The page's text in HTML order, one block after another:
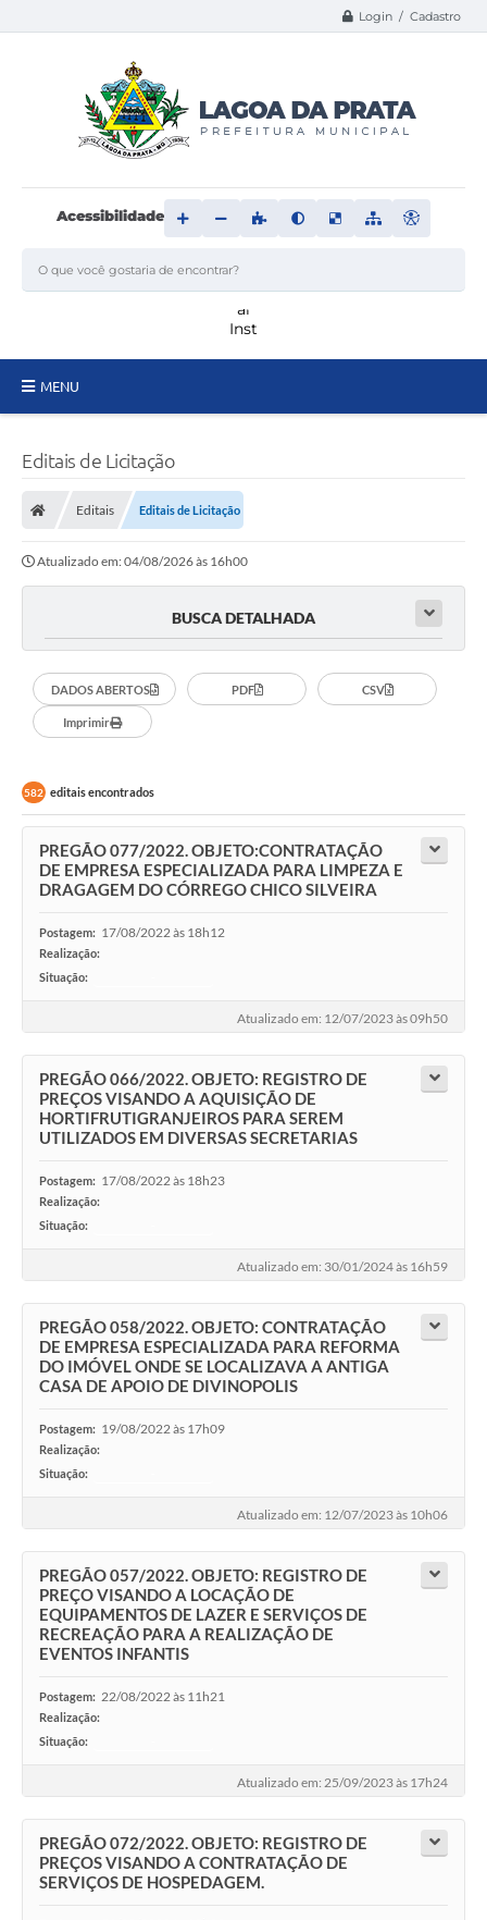
Login / Cadastro
Acessibilidade
MENU
Carta de Serviços
Editais
Telefones Úteis
IPTU, ALVARÁ, ISS E OUTROS SERVIÇOS
Livro Eletrônico
Covid-19
Serviços Online
A Prefeitura
Conselhos Municipais
Sala Mineira do Empreendedor
PAD
Turismo
Legislação
Termos de Uso & Política de Privacidade
Editais de Licitação
Editais Editais de Licitação
Atualizado em: 04/08/2026 às 16h00
BUSCA DETALHADA
DADOS ABERTOS PDF CSV
Imprimir
582 editais encontrados
PREGÃO 077/2022. OBJETO:CONTRATAÇÃO
DE EMPRESA ESPECIALIZADA PARA LIMPEZA E
DRAGAGEM DO CÓRREGO CHICO SILVEIRA
Postagem: 17/08/2022 às 18h12
Realização:
Situação:
Atualizado em: 12/07/2023 às 09h50
PREGÃO 066/2022. OBJETO: REGISTRO DE
PREÇOS VISANDO A AQUISIÇÃO DE
HORTIFRUTIGRANJEIROS PARA SEREM
UTILIZADOS EM DIVERSAS SECRETARIAS
Postagem: 17/08/2022 às 18h23
Realização:
Situação:
Atualizado em: 30/01/2024 às 16h59
PREGÃO 058/2022. OBJETO: CONTRATAÇÃO
DE EMPRESA ESPECIALIZADA PARA REFORMA
DO IMÓVEL ONDE SE LOCALIZAVA A ANTIGA
CASA DE APOIO DE DIVINOPOLIS
Postagem: 19/08/2022 às 17h09
Realização:
Situação:
Atualizado em: 12/07/2023 às 10h06
PREGÃO 057/2022. OBJETO: REGISTRO DE
PREÇO VISANDO A LOCAÇÃO DE
EQUIPAMENTOS DE LAZER E SERVIÇOS DE
RECREAÇÃO PARA A REALIZAÇÃO DE
EVENTOS INFANTIS
Postagem: 22/08/2022 às 11h21
Realização:
Situação:
Atualizado em: 25/09/2023 às 17h24
PREGÃO 072/2022. OBJETO: REGISTRO DE
PREÇOS VISANDO A CONTRATAÇÃO DE
SERVIÇOS DE HOSPEDAGEM.